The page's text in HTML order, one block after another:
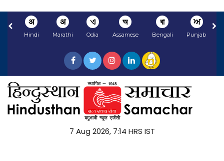
अ
Hindi
अ
Marathi
ଏ
Odia
অ
Assamese
বা
Bengali
ਅ
Punjabi
7 Aug 2026, 7:14 HRS IST